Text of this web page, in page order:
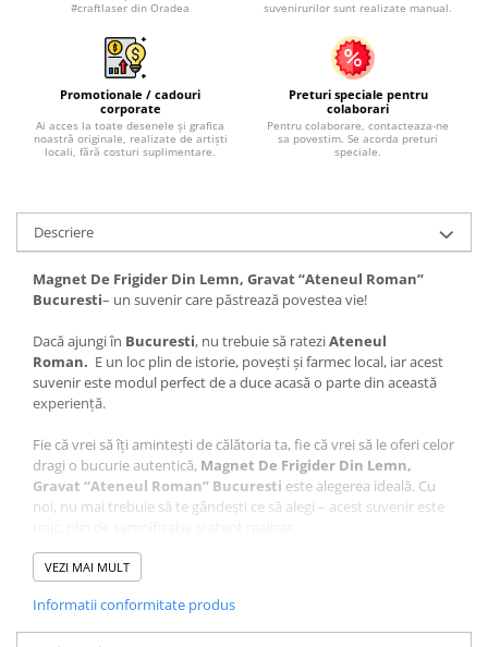
#craftlaser din Oradea
suvenirurilor sunt realizate manual.
Promotionale / cadouri
corporate
Ai acces la toate desenele și grafica
noastră originale, realizate de artiști
locali, fără costuri suplimentare.
Preturi speciale pentru
colaborari
Pentru colaborare, contacteaza-ne
sa povestim. Se acorda preturi
speciale.
Descriere
Magnet De Frigider Din Lemn, Gravat “Ateneul Roman”
Bucuresti– un suvenir care păstrează povestea vie!
Dacă ajungi în Bucuresti, nu trebuie să rateziAteneul
Roman. E un loc plin de istorie, povești și farmec local, iar acest
suvenir este modul perfect de a duce acasă o parte din această
experiență.
Fie că vrei să îți amintești de călătoria ta, fie că vrei să le oferi celor
dragi o bucurie autentică, Magnet De Frigider Din Lemn,
Gravat “Ateneul Roman” Bucuresti este alegerea ideală. Cu
noi, nu mai trebuie să te gândești ce să alegi – acest suvenir este
Ce face acest suvenir special?
din Oradea, fiecare produs este lucrat cu grijă pentru a păstra
autenticitatea locului.
VEZI MAI MULT
Informatii conformitate produs